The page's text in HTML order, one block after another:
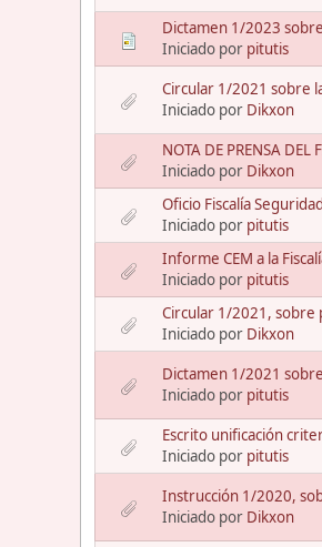
Dictamen 1/2023
Iniciado por pitutis
Circular 1/2021 sobre
Iniciado por Dikxon
NOTA DE PRENSA
Iniciado por Dikxon
Oficio Fiscalía
Iniciado por pitutis
Informe CEM a la
Iniciado por pitutis
Circular 1/2021, sobre
Iniciado por Dikxon
Dictamen 1/2021
Iniciado por pitutis
Escrito unificación
Iniciado por pitutis
Instrucción 1/2020,
Iniciado por Dikxon